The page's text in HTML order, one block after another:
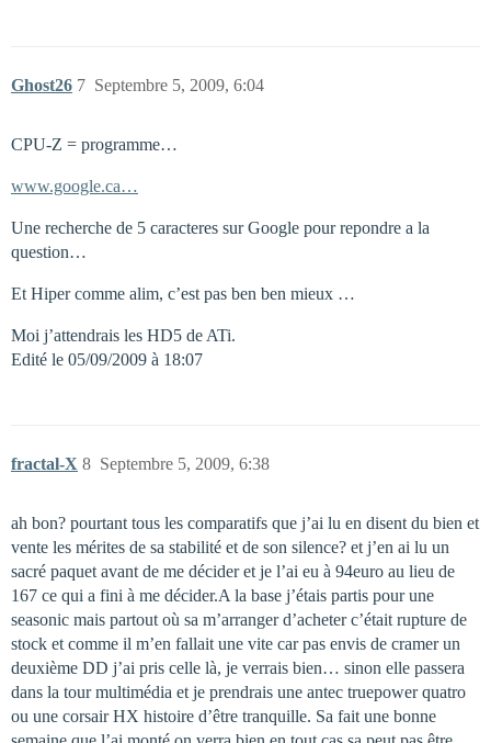
Ghost26 Septembre 5, 2009, 6:04
7
CPU-Z = programme…
www.google.ca…
Une recherche de 5 caracteres sur Google pour repondre a la
question…
Et Hiper comme alim, c’est pas ben ben mieux …
Moi j’attendrais les HD5 de ATi.
Edité le 05/09/2009 à 18:07
fractal-X Septembre 5, 2009, 6:38
8
ah bon? pourtant tous les comparatifs que j’ai lu en disent du bien et
vente les mérites de sa stabilité et de son silence? et j’en ai lu un
sacré paquet avant de me décider et je l’ai eu à 94euro au lieu de
167 ce qui a fini à me décider.A la base j’étais partis pour une
seasonic mais partout où sa m’arranger d’acheter c’était rupture de
stock et comme il m’en fallait une vite car pas envis de cramer un
deuxième DD j’ai pris celle là, je verrais bien… sinon elle passera
dans la tour multimédia et je prendrais une antec truepower quatro
ou une corsair HX histoire d’être tranquille. Sa fait une bonne